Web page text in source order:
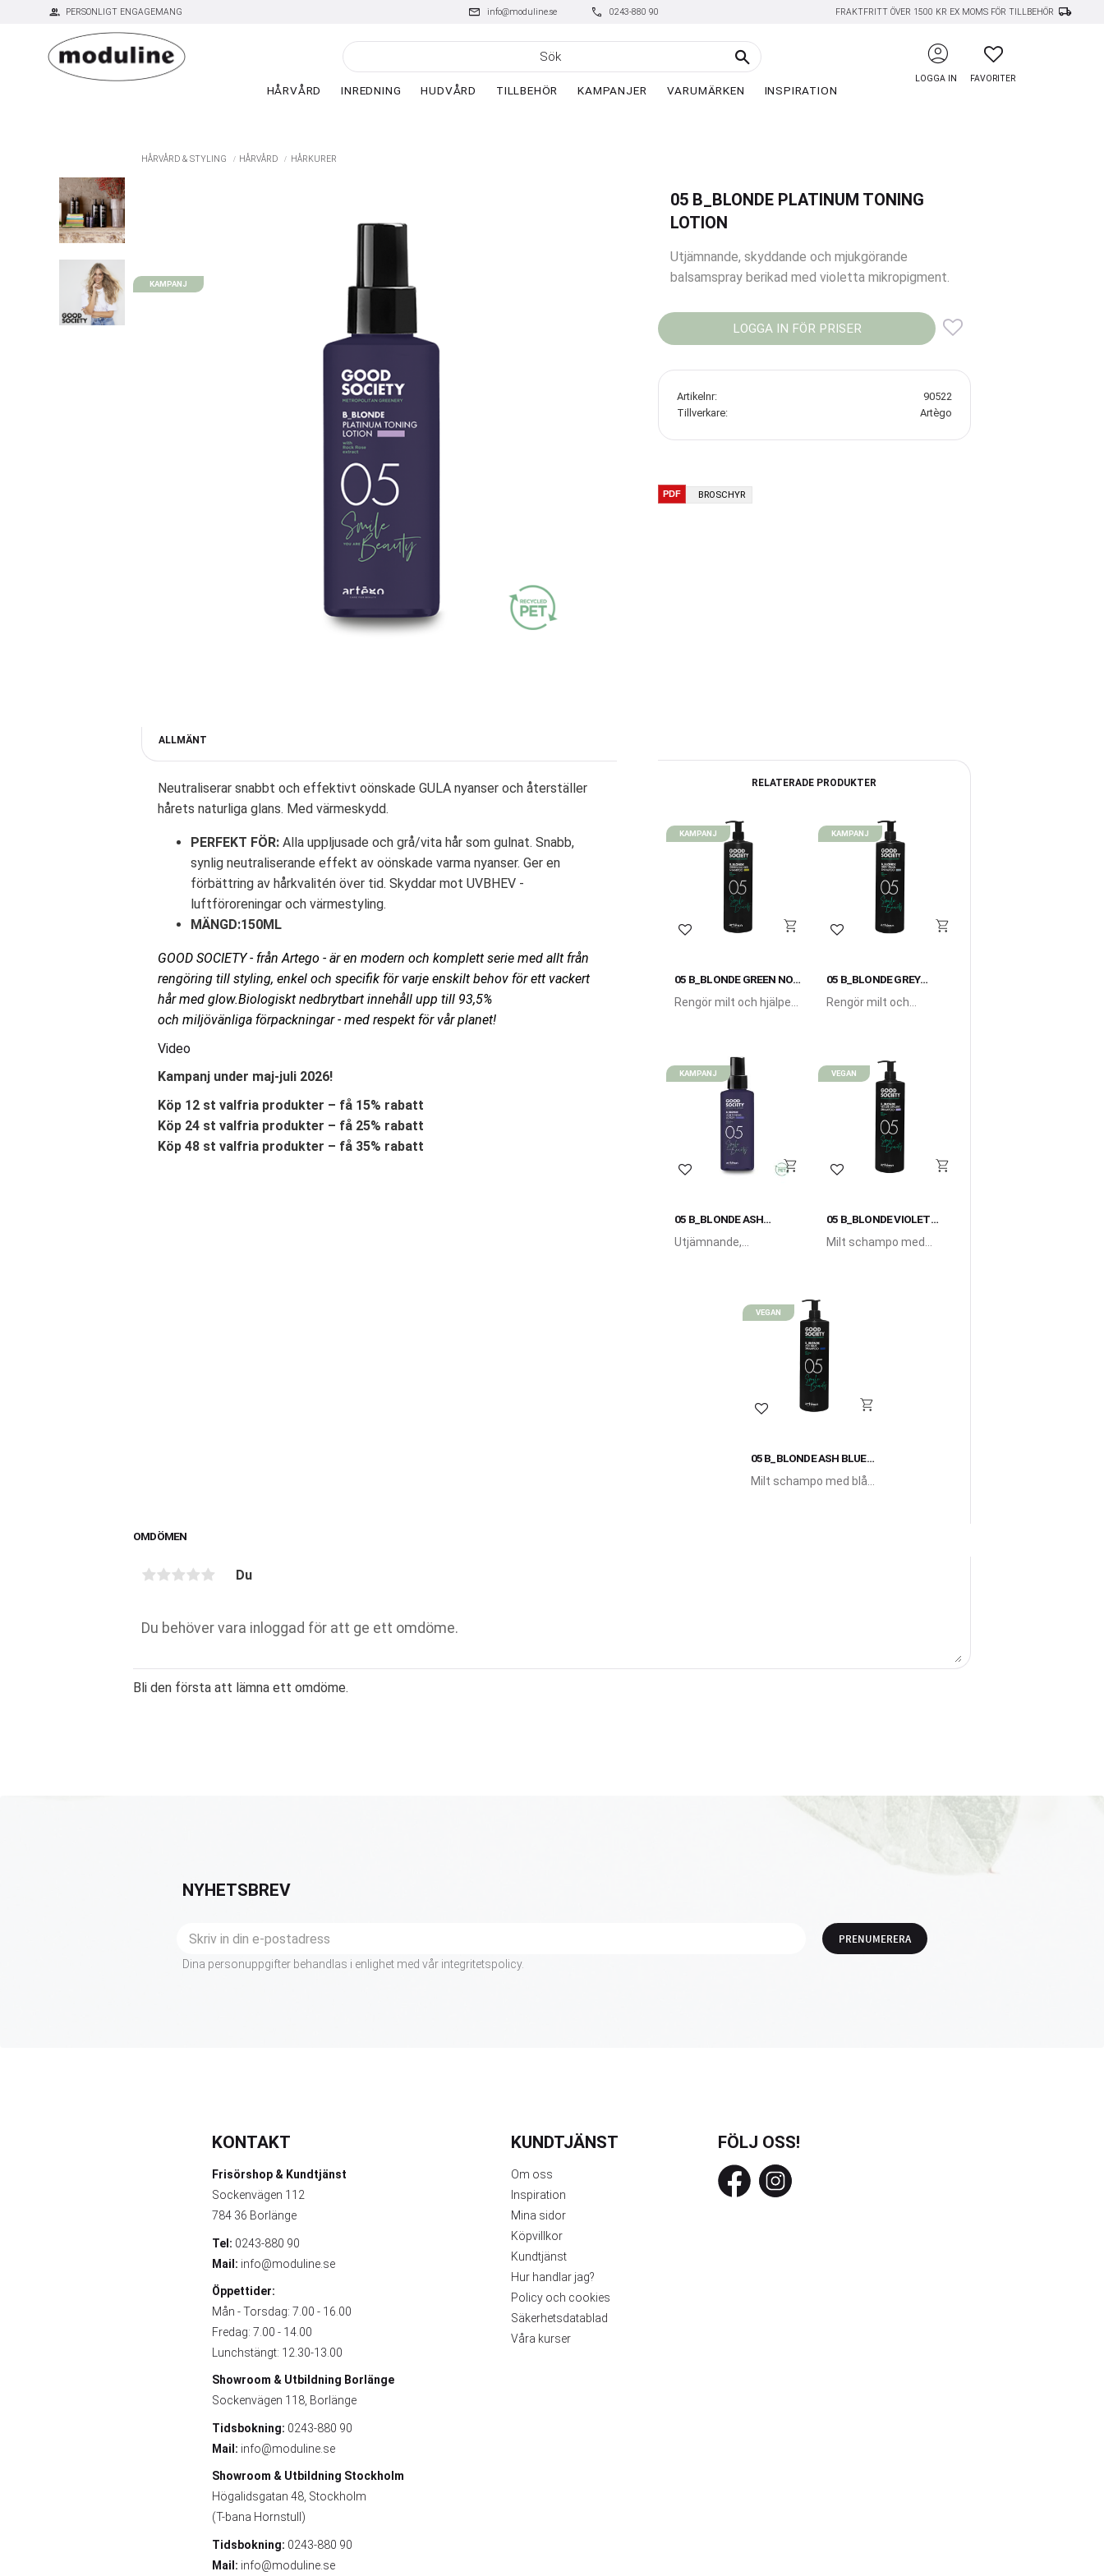
group PERSONLIGT ENGAGEMANG mail info@moduline.se phone 0243-880 90 FRAKTFRITT ÖVER 1500 KR EX MOMS FÖR TILLBEHÖR local_shipping
account_circle
LOGGA IN
FAVORITER
FAVORITER
HÅRVÅRD INREDNING HUDVÅRD TILLBEHÖR KAMPANJER VARUMÄRKEN INSPIRATION
HÅRVÅRD & STYLING HÅRVÅRD HÅRKURER
05 B_BLONDE PLATINUM TONING
LOTION
Utjämnande, skyddande och mjukgörande
balsamspray berikad med violetta mikropigment.
KAMPANJ
LOGGA IN FÖR PRISER
Artikelnr
90522
Tillverkare
Artègo
BROSCHYR
ALLMÄNT
Neutraliserar snabbt och effektivt oönskade GULA nyanser och återställer
hårets naturliga glans. Med värmeskydd.
PERFEKT FÖR: Alla uppljusade och grå/vita hår som gulnat. Snabb,
synlig neutraliserande effekt av oönskade varma nyanser. Ger en
förbättring av hårkvalitén över tid. Skyddar mot UVBHEV -
luftföroreningar och värmestyling.
MÄNGD:150ML
GOOD SOCIETY - från Artego - är en modern och komplett serie med allt från
rengöring till styling, enkel och specifik för varje enskilt behov för ett vackert
hår med glow.Biologiskt nedbrytbart innehåll upp till 93,5%
och miljövänliga förpackningar - med respekt för vår planet!
Video
Kampanj under maj-juli 2026!
Köp 12 st valfria produkter – få 15% rabatt
Köp 24 st valfria produkter – få 25% rabatt
Köp 48 st valfria produkter – få 35% rabatt
OMDÖMEN
Du
Bli den första att lämna ett omdöme.
RELATERADE PRODUKTER
Lägg till i favoriter
05 B_BLONDE GREEN NO
RED SHAMPOO
Rengör milt och hjälper
KAMPANJ
Lägg till i favoriter
05 B_BLONDE GREY
PEARL SHAMPOO
Rengör milt och
KAMPANJ
Lägg till i favoriter
05 B_BLONDE ASH
TONING LOTION
Utjämnande,
mikropigment.
KAMPANJ
Lägg till i favoriter
05 B_BLONDE VIOLET
OPALINE SHAMPOO
Milt schampo med
VEGAN
Lägg till i favoriter
05 B_BLONDE ASH BLUE
SHAMPOO
Milt schampo med blå
VEGAN
NYHETSBREV
PRENUMERERA
Dina personuppgifter behandlas i enlighet med vår integritetspolicy.
KONTAKT
Frisörshop & Kundtjänst
Sockenvägen 112
784 36 Borlänge
Tel: 0243-880 90
Mail: info@moduline.se
Öppettider:
Mån - Torsdag: 7.00 - 16.00
Fredag: 7.00 - 14.00
Lunchstängt: 12.30-13.00
Showroom & Utbildning Borlänge
Sockenvägen 118, Borlänge
Tidsbokning: 0243-880 90
Mail: info@moduline.se
Showroom & Utbildning Stockholm
Högalidsgatan 48, Stockholm
(T-bana Hornstull)
Tidsbokning: 0243-880 90
Mail: info@moduline.se
KUNDTJÄNST
Om oss
Inspiration
Mina sidor
Köpvillkor
Kundtjänst
Hur handlar jag?
Policy och cookies
Säkerhetsdatablad
Våra kurser
FÖLJ OSS!